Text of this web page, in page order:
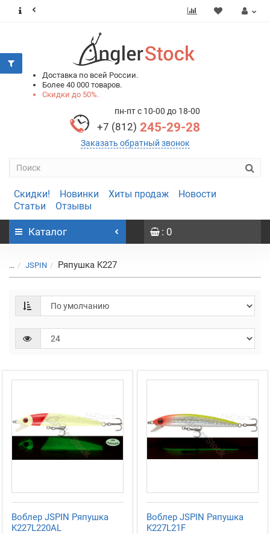
Доставка по всей России.
Более 40 000 товаров.
Скидки до 50%.
пн-пт с 10-00 до 18-00
+7 (812) 245-29-28
Заказать обратный звонок
Скидки! Новинки Хиты продаж
Новости
Статьи
Отзывы
Каталог : 0
... JSPIN Ряпушка K227
Воблер JSPIN Ряпушка
K227L220AL
Воблер JSPIN Ряпушка
K227L21F